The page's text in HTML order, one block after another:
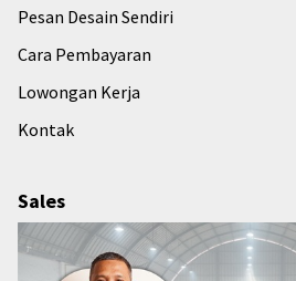
Pesan Desain Sendiri
Cara Pembayaran
Lowongan Kerja
Kontak
Sales